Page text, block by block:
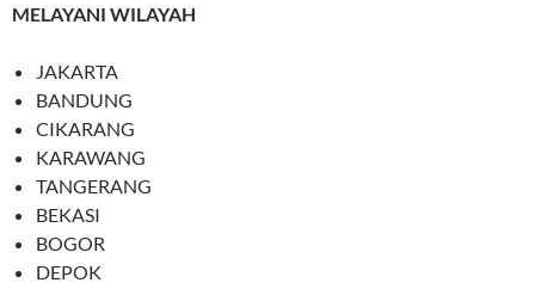
MELAYANI WILAYAH
JAKARTA
BANDUNG
CIKARANG
KARAWANG
TANGERANG
BEKASI
BOGOR
DEPOK